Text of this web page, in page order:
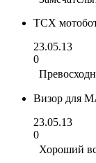
TCX
23.05.13
0
Визор для
23.05.13
0
Хороший